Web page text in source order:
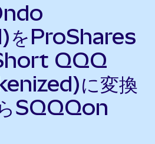
をProShares
QQQ
に変換
SQQQon